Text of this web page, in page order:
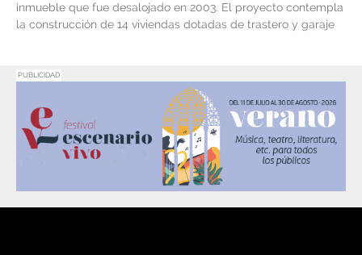
inmueble que fue desalojado en 2003. El proyecto contempla
la construcción de 14 viviendas dotadas de trastero y garaje
PUBLICIDAD